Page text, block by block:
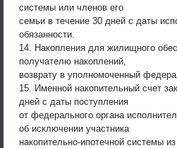
системы или членов его
семьи в течение 30 дней с даты
обязанности.
14. Накопления для жилищного
получателю накоплений,
возврату в уполномоченный
15. Именной накопительный счет
дней с даты поступления
от федерального органа
об исключении участника
накопительно-ипотечной системы